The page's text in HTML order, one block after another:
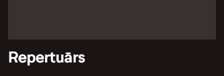
Repertuārs